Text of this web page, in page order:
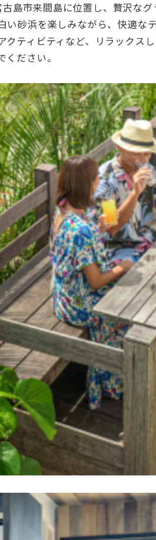
島市来間島に位置し、贅沢な
い砂浜を楽しみながら、快適な
ティビティなど、リラックス
ださい。